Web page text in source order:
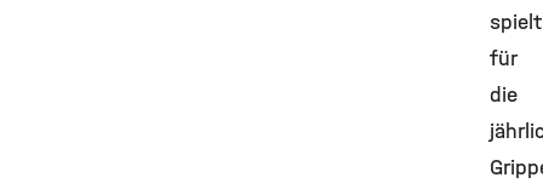
spielt
für
die